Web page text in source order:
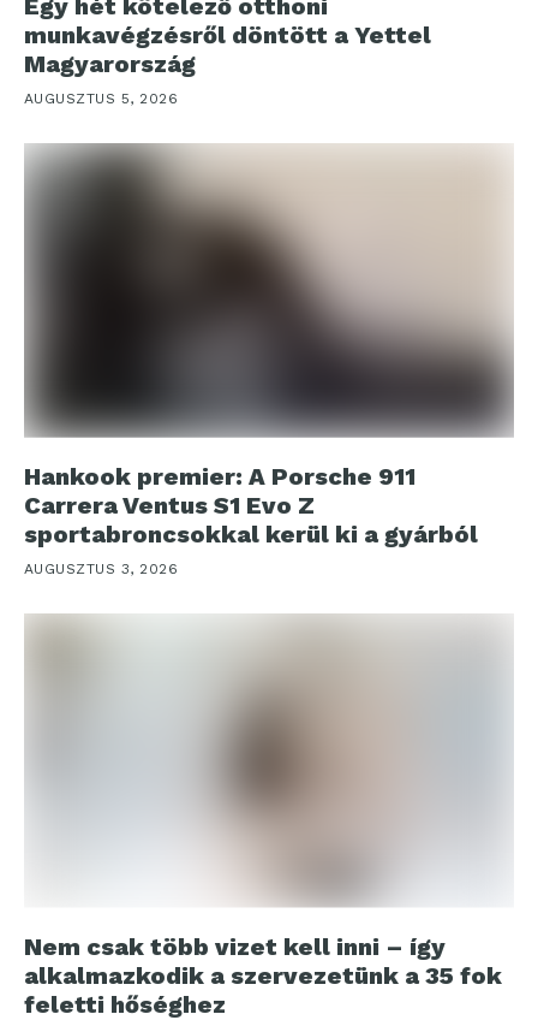
Egy hét kötelező otthoni
munkavégzésről döntött a Yettel
Magyarország
AUGUSZTUS 5, 2026
Hankook premier: A Porsche 911
Carrera Ventus S1 Evo Z
sportabroncsokkal kerül ki a gyárból
AUGUSZTUS 3, 2026
Nem csak több vizet kell inni – így
alkalmazkodik a szervezetünk a 35 fok
feletti hőséghez